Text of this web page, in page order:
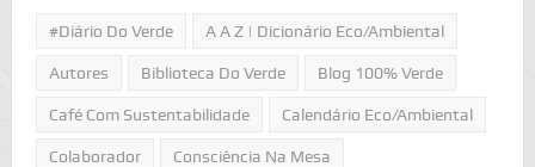
#Diário Do Verde A A Z | Dicionário Eco/Ambiental
Autores Biblioteca Do Verde Blog 100% Verde
Café Com Sustentabilidade Calendário Eco/Ambiental
Colaborador Consciência Na Mesa